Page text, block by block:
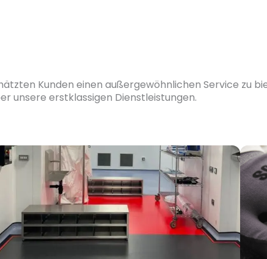
Kunden einen außergewöhnlichen Service zu
unsere erstklassigen Dienstleistungen.